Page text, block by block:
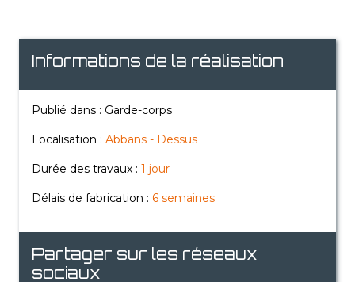
Informations de la réalisation
Publié dans : Garde-corps
Localisation : Abbans - Dessus
Durée des travaux : 1 jour
Délais de fabrication : 6 semaines
Partager sur les réseaux
sociaux